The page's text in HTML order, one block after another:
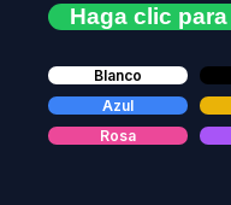
Haga clic
Blanco
Azul
Rosa